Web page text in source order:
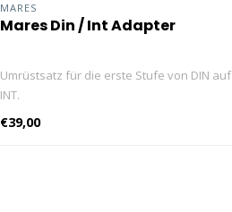
MARES
Mares Din / Int Adapter
Umrüstsatz für die erste Stufe von DIN auf
INT.
€39,00